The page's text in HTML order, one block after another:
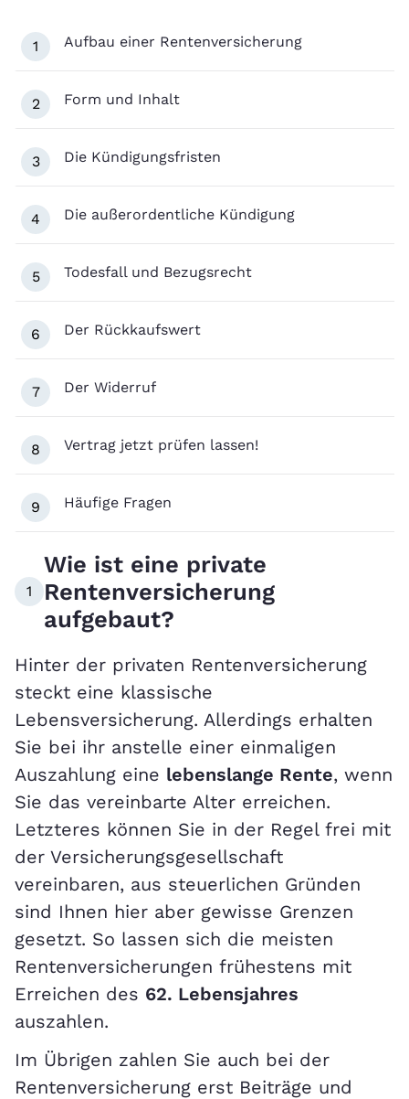
1 Aufbau einer Rentenversicherung
2 Form und Inhalt
3 Die Kündigungsfristen
4 Die außerordentliche Kündigung
5 Todesfall und Bezugsrecht
6 Der Rückkaufswert
7 Der Widerruf
8 Vertrag jetzt prüfen lassen!
9 Häufige Fragen
1
Wie ist eine private
Rentenversicherung
aufgebaut?
Hinter der privaten Rentenversicherung
steckt eine klassische
Lebensversicherung. Allerdings erhalten
Sie bei ihr anstelle einer einmaligen
Auszahlung eine lebenslange Rente, wenn
Sie das vereinbarte Alter erreichen.
Letzteres können Sie in der Regel frei mit
der Versicherungsgesellschaft
vereinbaren, aus steuerlichen Gründen
sind Ihnen hier aber gewisse Grenzen
gesetzt. So lassen sich die meisten
Rentenversicherungen frühestens mit
Erreichen des 62. Lebensjahres
auszahlen.
Im Übrigen zahlen Sie auch bei der
Rentenversicherung erst Beiträge und